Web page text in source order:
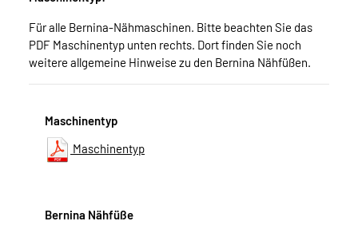
Für alle Bernina-Nähmaschinen. Bitte beachten Sie das
PDF Maschinentyp unten rechts. Dort finden Sie noch
weitere allgemeine Hinweise zu den Bernina Nähfüßen.
Maschinentyp
Maschinentyp
Bernina Nähfüße